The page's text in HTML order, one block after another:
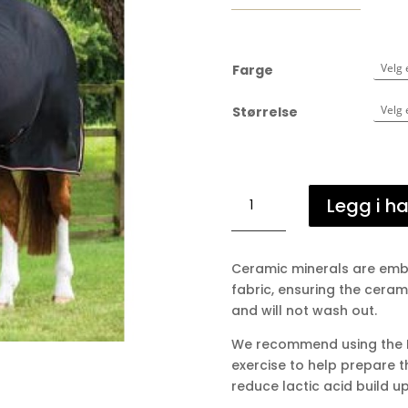
Farge
Størrelse
Equine
Ionair
Technology
Rug
antall
Legg i
Ceramic minerals are
fabric, ensuring the
and will not wash out.
We recommend using
exercise to help prepare
reduce lactic acid build